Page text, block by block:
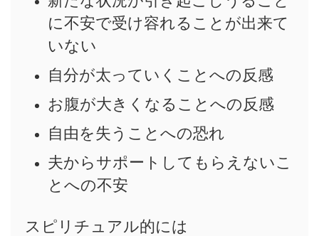
に不安で受け容れることが出来て
いない
自分が太っていくことへの反感
お腹が大きくなることへの反感
自由を失うことへの恐れ
夫からサポートしてもらえないこ
とへの不安
スピリチュアル的には